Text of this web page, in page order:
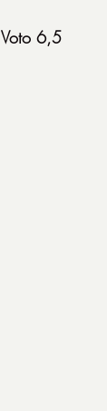
Voto 6,5